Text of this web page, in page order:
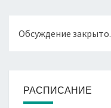
Обсуждение закрыто.
РАСПИСАНИЕ